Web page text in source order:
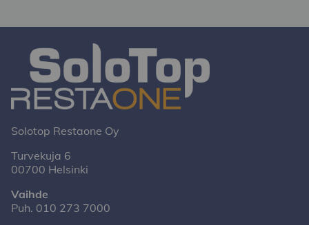
Solotop Restaone Oy
Turvekuja 6
00700 Helsinki
Vaihde
Puh. 010 273 7000